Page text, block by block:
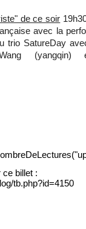
de ce soir
avec la
trio SatureDay
billet :
tb.php?id=4150